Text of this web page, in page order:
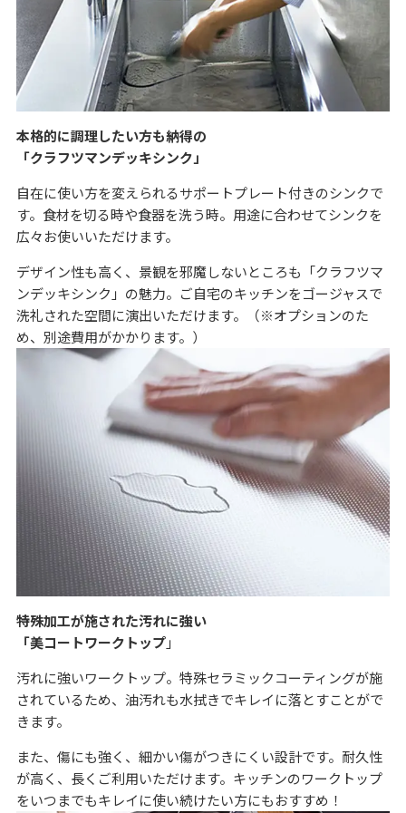
本格的に調理したい方も納得の
「クラフツマンデッキシンク」
自在に使い方を変えられるサポートプレート付きのシンクで
す。食材を切る時や食器を洗う時。用途に合わせてシンクを
広々お使いいただけます。
デザイン性も高く、景観を邪魔しないところも「クラフツマ
ンデッキシンク」の魅力。ご自宅のキッチンをゴージャスで
洗礼された空間に演出いただけます。（※オプションのた
め、別途費用がかかります。）
特殊加工が施された汚れに強い
「美コートワークトップ」
汚れに強いワークトップ。特殊セラミックコーティングが施
されているため、油汚れも水拭きでキレイに落とすことがで
きます。
また、傷にも強く、細かい傷がつきにくい設計です。耐久性
が高く、長くご利用いただけます。キッチンのワークトップ
をいつまでもキレイに使い続けたい方にもおすすめ！